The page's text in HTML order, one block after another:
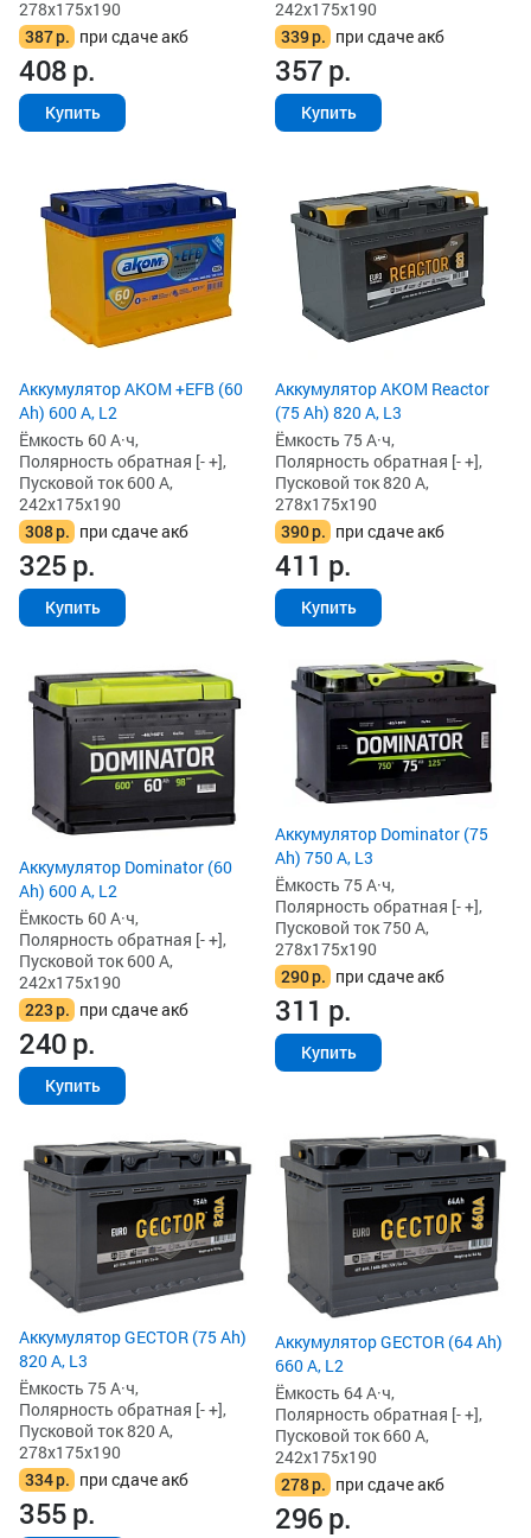
278x175x190
387р. при сдаче акб
408р.
Купить
242x175x190
339р. при сдаче акб
357р.
Купить
Аккумулятор AKOM +EFB (60
Ah) 600 А, L2
Ёмкость 60 А·ч,
Полярность обратная [- +],
Пусковой ток 600 А,
242x175x190
308р. при сдаче акб
325р.
Купить
Аккумулятор AKOM Reactor
(75 Ah) 820 А, L3
Ёмкость 75 А·ч,
Полярность обратная [- +],
Пусковой ток 820 А,
278x175x190
390р. при сдаче акб
411 р.
Купить
Аккумулятор Dominator (60
Ah) 600 А, L2
Ёмкость 60 А·ч,
Полярность обратная [- +],
Пусковой ток 600 А,
242x175x190
223р. при сдаче акб
240р.
Купить
Аккумулятор Dominator (75
Ah) 750 А, L3
Ёмкость 75 А·ч,
Полярность обратная [- +],
Пусковой ток 750 А,
278x175x190
290р. при сдаче акб
311 р.
Купить
Аккумулятор GECTOR (75 Ah)
820 А, L3
Ёмкость 75 А·ч,
Полярность обратная [- +],
Пусковой ток 820 А,
278x175x190
334р. при сдаче акб
355р.
Аккумулятор GECTOR (64 Ah)
660 А, L2
Ёмкость 64 А·ч,
Полярность обратная [- +],
Пусковой ток 660 А,
242x175x190
278р. при сдаче акб
296р.